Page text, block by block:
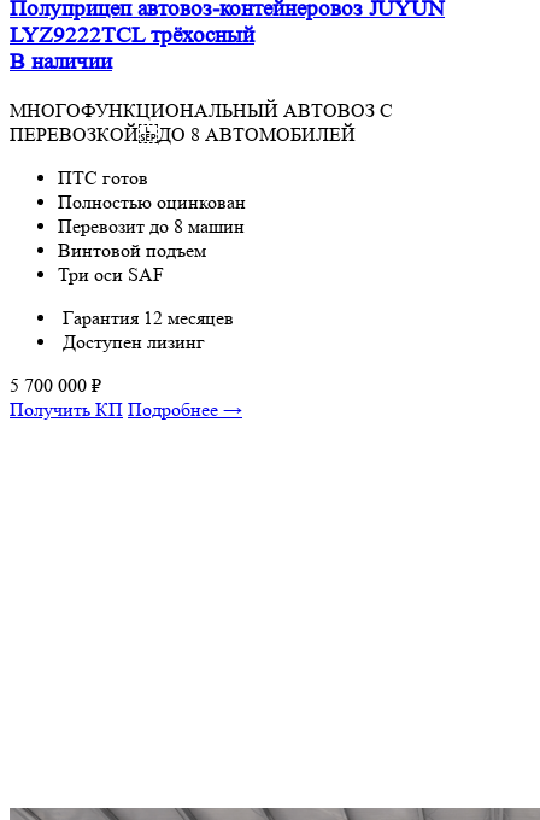
Полуприцеп автовоз-контейнеровоз JUYUN
LYZ9222TCL трёхосный
В наличии
МНОГОФУНКЦИОНАЛЬНЫЙ АВТОВОЗ С
ПЕРЕВОЗКОЙ ДО 8 АВТОМОБИЛЕЙ
ПТС готов
Полностью оцинкован
Перевозит до 8 машин
Винтовой подъем
Три оси SAF
Гарантия 12 месяцев
Доступен лизинг
5 700 000 ₽
Получить КП Подробнее →